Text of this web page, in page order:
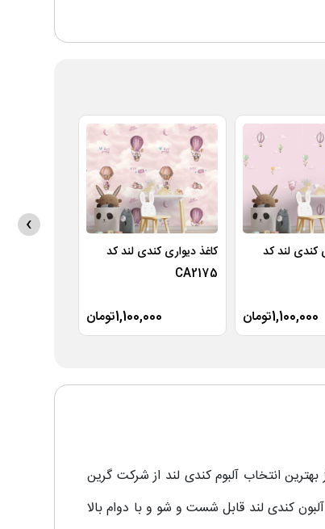
کندی لند کد
1,100,000تومان
کاغذ دیواری کندی لند کد
CA2175
1,100,000تومان
›
انتخاب آلبوم کندی لند از شرکت گرین
کندی لند قابل شست و شو و با دوام بالا